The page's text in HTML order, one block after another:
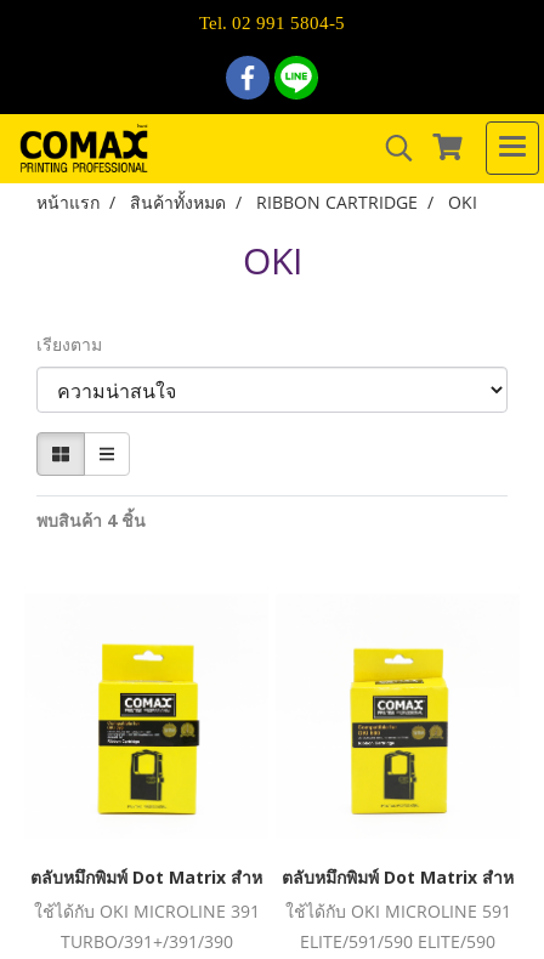
Tel. 02 991 5804-5
หน้าแรก สินค้าทั้งหมด RIBBON CARTRIDGE OKI
OKI
เรียงตาม
พบสินค้า 4 ชิ้น
ตลับหมึกพิมพ์ Dot Matrix สำหรับ OKI 390
ใช้ได้กับ OKI MICROLINE 391
TURBO/391+/391/390
ตลับหมึกพิมพ์ Dot Matrix สำหรับ
ใช้ได้กับ OKI MICROLINE 591
ELITE/591/590 ELITE/590